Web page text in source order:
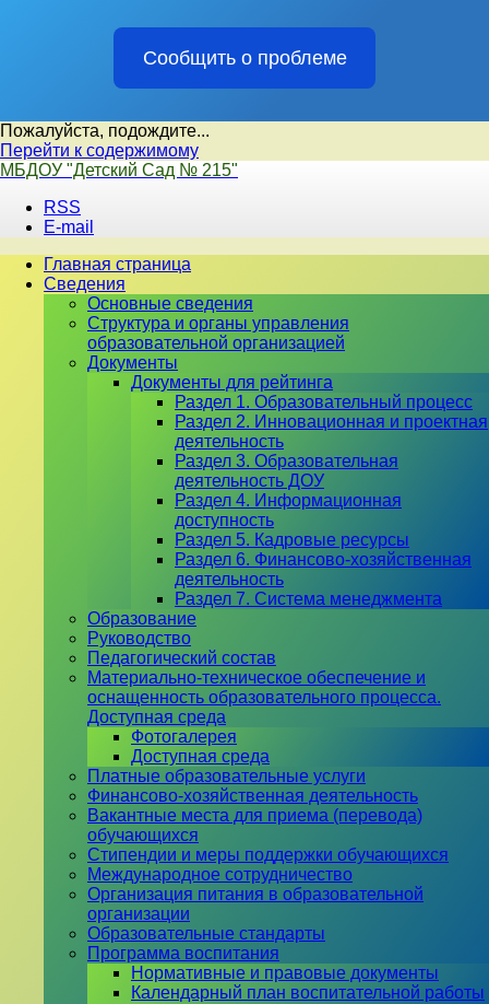
Сообщить о проблеме
Пожалуйста, подождите...
Перейти к содержимому
МБДОУ "Детский Сад № 215"
RSS
E-mail
Главная страница
Сведения
Основные сведения
Структура и органы управления
образовательной организацией
Документы
Документы для рейтинга
Раздел 1. Образовательный процесс
Раздел 2. Инновационная и проектная
деятельность
Раздел 3. Образовательная
деятельность ДОУ
Раздел 4. Информационная
доступность
Раздел 5. Кадровые ресурсы
Раздел 6. Финансово-хозяйственная
деятельность
Раздел 7. Система менеджмента
Образование
Руководство
Педагогический состав
Материально-техническое обеспечение и
оснащенность образовательного процесса.
Доступная среда
Фотогалерея
Доступная среда
Платные образовательные услуги
Финансово-хозяйственная деятельность
Вакантные места для приема (перевода)
обучающихся
Стипендии и меры поддержки обучающихся
Международное сотрудничество
Организация питания в образовательной
организации
Образовательные стандарты
Программа воспитания
Нормативные и правовые документы
Календарный план воспитательной работы